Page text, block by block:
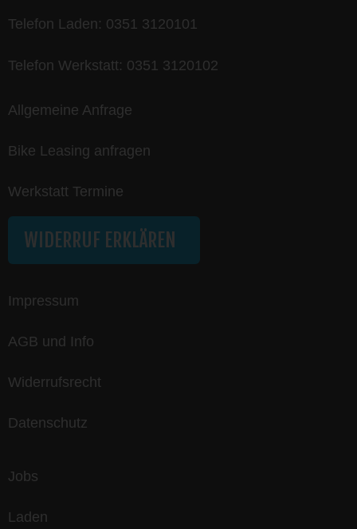
Telefon Laden: 0351 3120101
Telefon Werkstatt: 0351 3120102
Allgemeine Anfrage
Bike Leasing anfragen
Werkstatt Termine
WIDERRUF ERKLÄREN
Impressum
AGB und Info
Widerrufsrecht
Datenschutz
Jobs
Laden